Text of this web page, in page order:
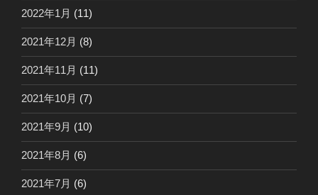
2022年1月 (11)
2021年12月 (8)
2021年11月 (11)
2021年10月 (7)
2021年9月 (10)
2021年8月 (6)
2021年7月 (6)